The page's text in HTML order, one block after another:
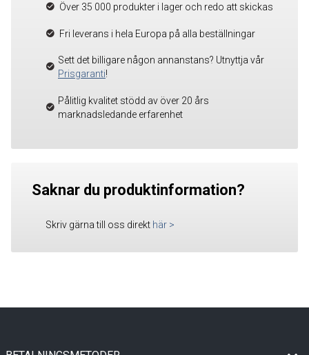
Över 35 000 produkter i lager och redo att skickas
Fri leverans i hela Europa på alla beställningar
Sett det billigare någon annanstans? Utnyttja vår
Prisgaranti!
Pålitlig kvalitet stödd av över 20 års
marknadsledande erfarenhet
Saknar du produktinformation?
Skriv gärna till oss direkt här >